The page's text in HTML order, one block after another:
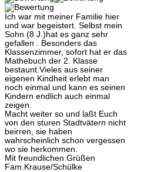
Ich war mit meiner Familie hier
und war begeistert. Selbst mein
Sohn (8 J.)hat es ganz sehr
gefallen . Besonders das
Klassenzimmer, sofort hat er das
Mathebuch der 2. Klasse
bestaunt.Vieles aus seiner
eigenen Kindheit erlebt man
noch einmal und kann es seinen
Kindern endlich auch einmal
zeigen.
Macht weiter so und laßt Euch
von den sturen Stadtvätern nicht
beirren, sie haben
wahrscheinlich schon vergessen
wo sie herkommen.
Mit freundlichen Grüßen
Fam.Krause/Schülke